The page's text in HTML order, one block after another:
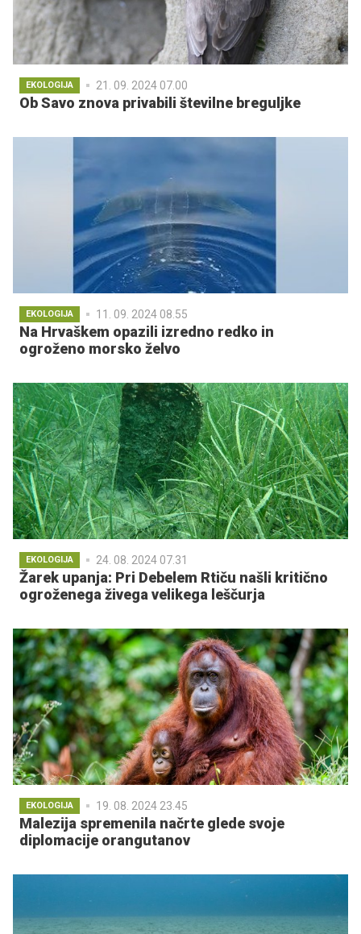
EKOLOGIJA 21. 09. 2024 07.00
Ob Savo znova privabili številne breguljke
EKOLOGIJA 11. 09. 2024 08.55
Na Hrvaškem opazili izredno redko in
ogroženo morsko želvo
EKOLOGIJA 24. 08. 2024 07.31
Žarek upanja: Pri Debelem Rtiču našli kritično
ogroženega živega velikega leščurja
EKOLOGIJA 19. 08. 2024 23.45
Malezija spremenila načrte glede svoje
diplomacije orangutanov